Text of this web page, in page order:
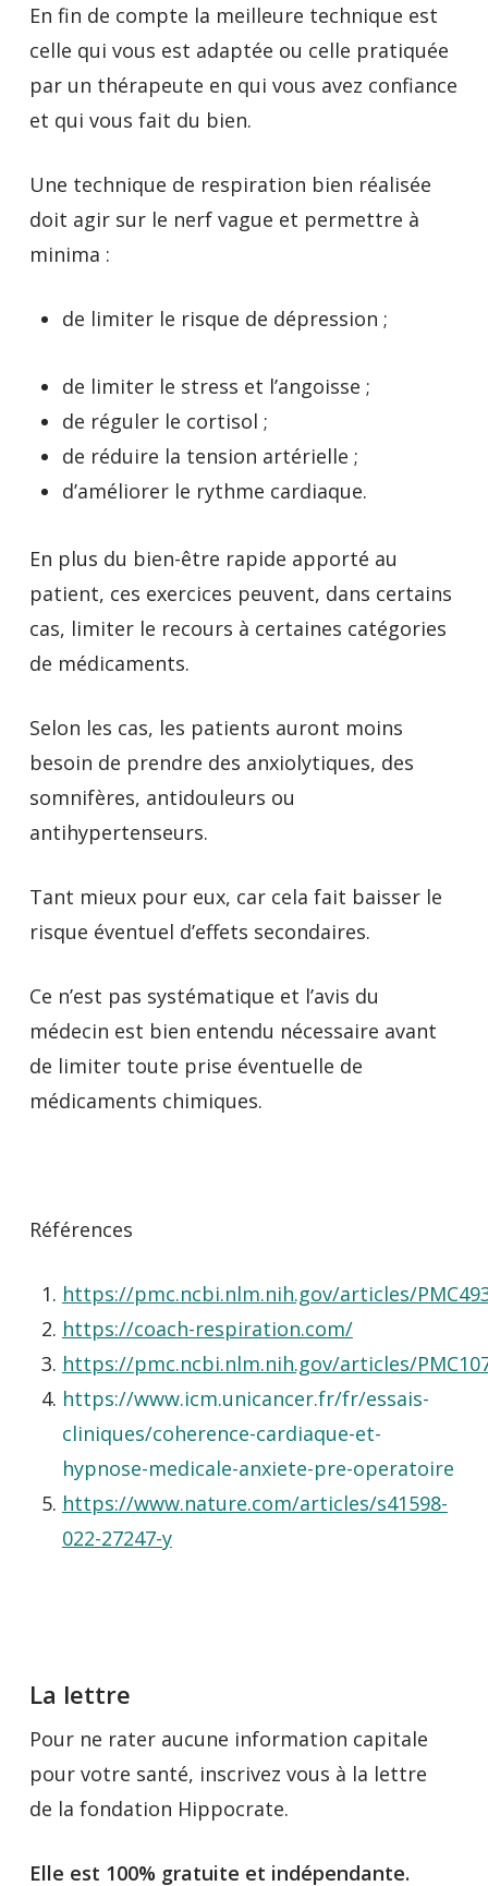
En fin de compte la meilleure technique est
celle qui vous est adaptée ou celle pratiquée
par un thérapeute en qui vous avez confiance
et qui vous fait du bien.
Une technique de respiration bien réalisée
doit agir sur le nerf vague et permettre à
minima :
de limiter le risque de dépression ;
de limiter le stress et l’angoisse ;
de réguler le cortisol ;
de réduire la tension artérielle ;
d’améliorer le rythme cardiaque.
En plus du bien-être rapide apporté au
patient, ces exercices peuvent, dans certains
cas, limiter le recours à certaines catégories
de médicaments.
Selon les cas, les patients auront moins
besoin de prendre des anxiolytiques, des
somnifères, antidouleurs ou
antihypertenseurs.
Tant mieux pour eux, car cela fait baisser le
risque éventuel d’effets secondaires.
Ce n’est pas systématique et l’avis du
médecin est bien entendu nécessaire avant
de limiter toute prise éventuelle de
médicaments chimiques.
Références
https://pmc.ncbi.nlm.nih.gov/articles/
https://coach-respiration.com/
https://pmc.ncbi.nlm.nih.gov/articles/
https://www.icm.unicancer.fr/fr/essais-
cliniques/coherence-cardiaque-et-
hypnose-medicale-anxiete-pre-operatoire
https://www.nature.com/articles/s41598-
022-27247-y
La lettre
Pour ne rater aucune information capitale
pour votre santé, inscrivez vous à la lettre
de la fondation Hippocrate.
Elle est 100% gratuite et indépendante.